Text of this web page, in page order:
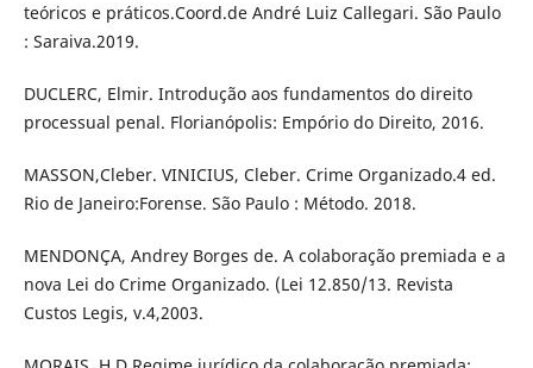
teóricos e práticos.Coord.de André Luiz Callegari. São Paulo
: Saraiva.2019.
DUCLERC, Elmir. Introdução aos fundamentos do direito
processual penal. Florianópolis: Empório do Direito, 2016.
MASSON,Cleber. VINICIUS, Cleber. Crime Organizado.4 ed.
Rio de Janeiro:Forense. São Paulo : Método. 2018.
MENDONÇA, Andrey Borges de. A colaboração premiada e a
nova Lei do Crime Organizado. (Lei 12.850/13. Revista
Custos Legis, v.4,2003.